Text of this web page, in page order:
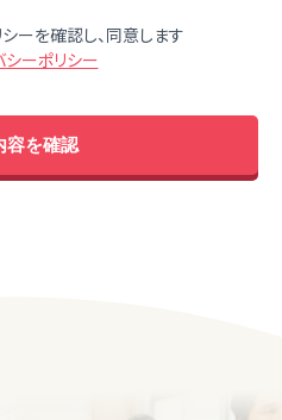
ーを確認し、同意します
シーポリシー
容を確認